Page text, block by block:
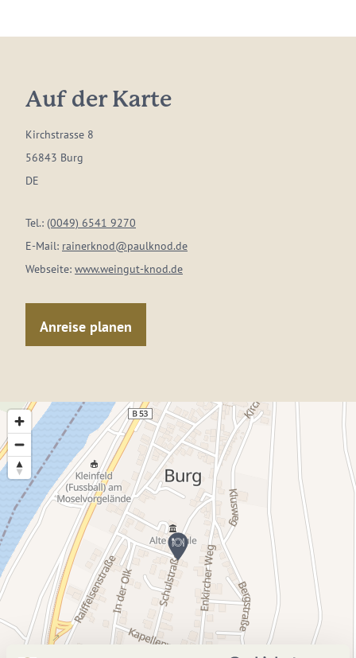
Auf der Karte
Kirchstrasse 8
56843 Burg
DE
Tel.: (0049) 6541 9270
E-Mail: rainerknod@paulknod.de
Webseite: www.weingut-knod.de
Anreise planen